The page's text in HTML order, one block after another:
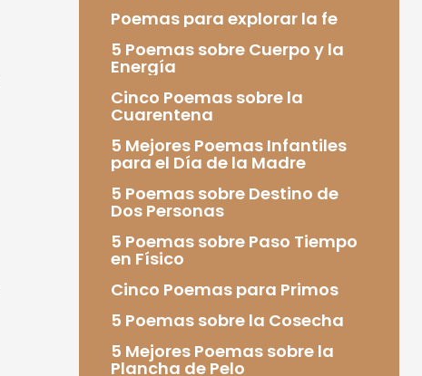
Poemas para explorar la fe
5 Poemas sobre Cuerpo y la
Energía
Cinco Poemas sobre la
Cuarentena
5 Mejores Poemas Infantiles
para el Día de la Madre
5 Poemas sobre Destino de
Dos Personas
5 Poemas sobre Paso Tiempo
en Físico
Cinco Poemas para Primos
5 Poemas sobre la Cosecha
5 Mejores Poemas sobre la
Plancha de Pelo